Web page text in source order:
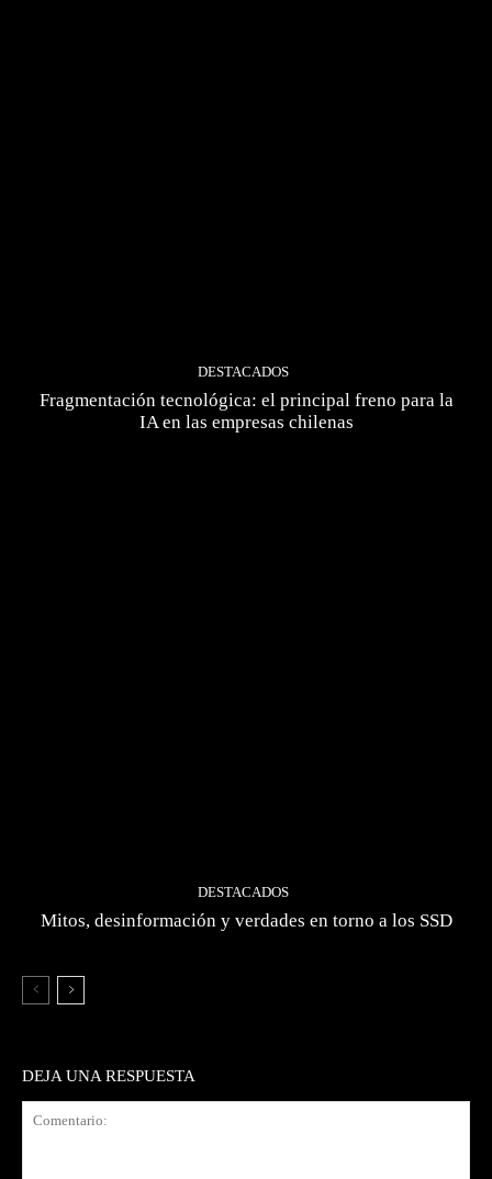
DESTACADOS
Fragmentación tecnológica: el principal freno para la
IA en las empresas chilenas
DESTACADOS
Mitos, desinformación y verdades en torno a los SSD
DEJA UNA RESPUESTA